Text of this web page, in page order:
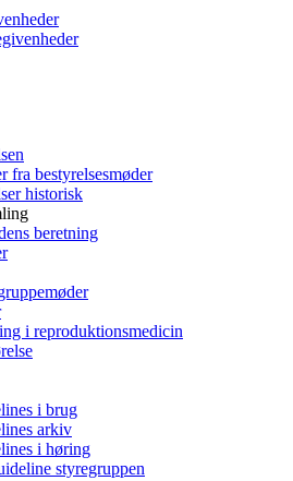
fra bestyrelsesmøder
historisk
beretning
i reproduktionsmedicin
i brug
arkiv
i høring
styregruppen